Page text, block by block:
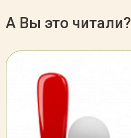
А Вы это читали?